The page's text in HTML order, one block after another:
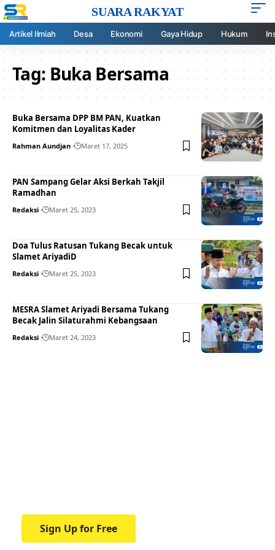
SUARA RAKYAT
Artikel Ilmiah Desa Ekonomi Gaya Hidup Hukum
Tag:Buka Bersama
Buka Bersama DPP BM PAN, Kuatkan
Komitmen dan Loyalitas Kader
Rahman Aundjan Maret 17, 2025
PAN Sampang Gelar Aksi Berkah Takjil
Ramadhan
Redaksi Maret 25, 2023
Doa Tulus Ratusan Tukang Becak untuk
Slamet AriyadiD
Redaksi Maret 25, 2023
MESRA Slamet Ariyadi Bersama Tukang
Becak Jalin Silaturahmi Kebangsaan
Redaksi Maret 24, 2023
Sign Up for Free